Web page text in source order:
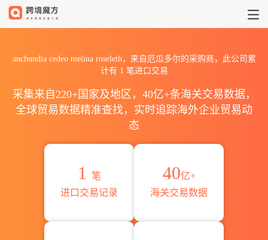
anchundia cedeo melina roseleth，来自厄瓜多尔的采购商，此公司累
计有 1 笔进口交易
采集来自220+国家及地区，40亿+条海关交易数据，
全球贸易数据精准查找，实时追踪海外企业贸易动
态
1
笔
进口交易记录
40亿+
海关交易数据